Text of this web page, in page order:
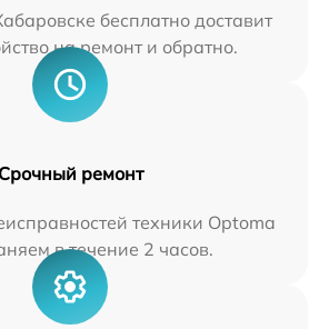
бесплатно доставит
на ремонт и обратно.
Срочный ремонт
техники Optoma
в течение 2 часов.